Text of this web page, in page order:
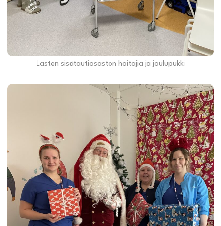
Lasten sisätautiosaston hoitajia ja joulupukki